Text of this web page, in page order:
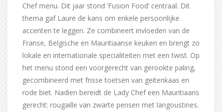
Chef menu. Dit jaar stond ‘Fusion Food’ centraal. Dit
thema gaf Laure de kans om enkele persoonlijke
accenten te leggen. Ze combineert invloeden van de
Franse, Belgische en Mauritiaanse keuken en brengt zo
lokale en internationale specialiteiten met een twist. Op
het menu stond een voorgerecht van gerookte paling,
gecombineerd met frisse toetsen van geitenkaas en
rode biet. Nadien bereidt de Lady Chef een Mauritiaans
gerecht: rougaille van zwarte pensen met langoustines.